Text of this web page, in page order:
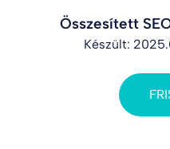
Összesített
Készült: